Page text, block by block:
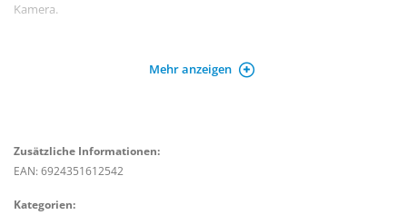
Kamera.
läuft auf MediaTek MT6570 Prozessor, geboren für Strom sparen.
Ein 5,0-Zoll-IPS-Bildschirm wird in X10 mit einem 178 ° breiten
Sichtwinkel angewendet. Seine Vorteile zeichnen sich besonders beim
Kamera - Genießen Sie das Glück des Schießens mit X10; 5MP Kamera
Mehr anzeigen
Zusätzliche Informationen:
EAN: 6924351612542
Kategorien: